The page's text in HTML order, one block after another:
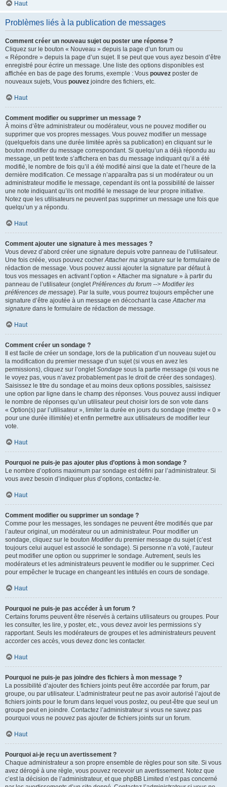
Haut
Problèmes liés à la publication de messages
Comment créer un nouveau sujet ou poster une réponse ?
Cliquez sur le bouton « Nouveau » depuis la page d’un forum ou
« Répondre » depuis la page d’un sujet. Il se peut que vous ayez besoin d’être
enregistré pour écrire un message. Une liste des options disponibles est
affichée en bas de page des forums, exemple : Vous pouvez poster de
nouveaux sujets, Vous pouvez joindre des fichiers, etc.
Haut
Comment modifier ou supprimer un message ?
À moins d’être administrateur ou modérateur, vous ne pouvez modifier ou
supprimer que vos propres messages. Vous pouvez modifier un message
(quelquefois dans une durée limitée après sa publication) en cliquant sur le
bouton modifierdu message correspondant. Si quelqu’un a déjà répondu au
message, un petit texte s’affichera en bas du message indiquant qu’il a été
modifié, le nombre de fois qu’il a été modifié ainsi que la date et l’heure de la
dernière modification. Ce message n’apparaîtra pas si un modérateur ou un
administrateur modifie le message, cependant ils ont la possibilité de laisser
une note indiquant qu’ils ont modifié le message de leur propre initiative.
Notez que les utilisateurs ne peuvent pas supprimer un message une fois que
quelqu’un y a répondu.
Haut
Comment ajouter une signature à mes messages ?
Vous devez d’abord créer une signature depuis votre panneau de l’utilisateur.
Une fois créée, vous pouvez cocherAttacher ma signature sur le formulaire de
rédaction de message. Vous pouvez aussi ajouter la signature par défaut à
tous vos messages en activant l’option « Attacher ma signature » à partir du
panneau de l’utilisateur (ongletPréférences du forum --> Modifier les
préférences de message). Par la suite, vous pourrez toujours empêcher une
signature d’être ajoutée à un message en décochant la caseAttacher ma
signature dans le formulaire de rédaction de message.
Haut
Comment créer un sondage ?
Il est facile de créer un sondage, lors de la publication d’un nouveau sujet ou
la modification du premier message d’un sujet (si vous en avez les
permissions), cliquez sur l’ongletSondage sous la partie message (si vous ne
le voyez pas, vous n’avez probablement pas le droit de créer des sondages).
Saisissez le titre du sondage et au moins deux options possibles, saisissez
une option par ligne dans le champ des réponses. Vous pouvez aussi indiquer
le nombre de réponses qu’un utilisateur peut choisir lors de son vote dans
« Option(s) par l’utilisateur », limiter la durée en jours du sondage (mettre « 0 »
pour une durée illimitée) et enfin permettre aux utilisateurs de modifier leur
vote.
Haut
Pourquoi ne puis-je pas ajouter plus d’options à mon sondage ?
Le nombre d’options maximum par sondage est défini par l’administrateur. Si
vous avez besoin d’indiquer plus d’options, contactez-le.
Haut
Comment modifier ou supprimer un sondage ?
Comme pour les messages, les sondages ne peuvent être modifiés que par
l’auteur original, un modérateur ou un administrateur. Pour modifier un
sondage, cliquez sur le bouton Modifierdu premier message du sujet (c’est
toujours celui auquel est associé le sondage). Si personne n’a voté, l’auteur
peut modifier une option ou supprimer le sondage. Autrement, seuls les
modérateurs et les administrateurs peuvent le modifier ou le supprimer. Ceci
pour empêcher le trucage en changeant les intitulés en cours de sondage.
Haut
Pourquoi ne puis-je pas accéder à un forum ?
Certains forums peuvent être réservés à certains utilisateurs ou groupes. Pour
les consulter, les lire, y poster, etc., vous devez avoir les permissions s’y
rapportant. Seuls les modérateurs de groupes et les administrateurs peuvent
accorder ces accès, vous devez donc les contacter.
Haut
Pourquoi ne puis-je pas joindre des fichiers à mon message ?
La possibilité d’ajouter des fichiers joints peut être accordée par forum, par
groupe, ou par utilisateur. L’administrateur peut ne pas avoir autorisé l’ajout de
fichiers joints pour le forum dans lequel vous postez, ou peut-être que seul un
groupe peut en joindre. Contactez l’administrateur si vous ne savez pas
pourquoi vous ne pouvez pas ajouter de fichiers joints sur un forum.
Haut
Pourquoi ai-je reçu un avertissement ?
Chaque administrateur a son propre ensemble de règles pour son site. Si vous
avez dérogé à une règle, vous pouvez recevoir un avertissement. Notez que
c’est la décision de l’administrateur, et que phpBB Limited n’est pas concerné